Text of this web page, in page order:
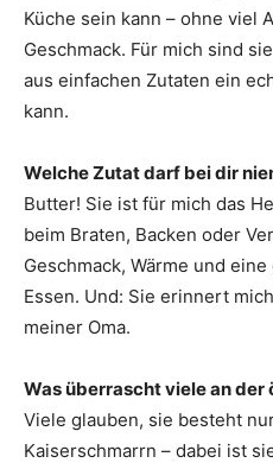
Küche sein kann – ohne viel
Ge­schmack. Für mich sind
aus ein­fachen Zutaten ein
kann.
Welche Zutat darf bei dir
Butter! Sie ist für mich das
beim Braten, Backen oder
Geschmack, Wärme und
Essen. Und: Sie erinnert
meiner Oma.
Was überrascht viele an der
Viele glauben, sie besteht
Kaiserschmarrn – dabei ist